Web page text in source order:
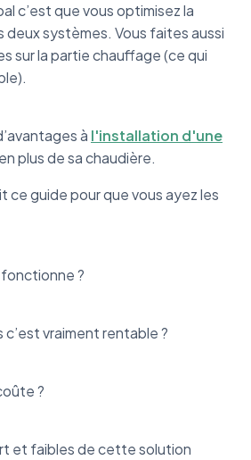
c’est que vous optimisez la
deux systèmes. Vous faites aussi
sur la partie chauffage (ce qui
à l'installation d'une
en plus de sa chaudière.
ce guide pour que vous ayez les
?
c’est vraiment rentable ?
?
et faibles de cette solution